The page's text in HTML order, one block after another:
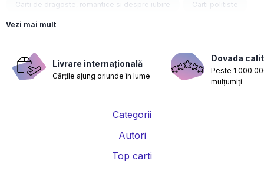
Carti de dragoste, romantice si despre iubire Carti politiste
Carti fantasy
Carti nutritie, sanatate si de slabit Carti diete
Carti despre sarcina si nastere Carti educatie financiara
Vezi mai mult
Livrare internațională
Cărțile ajung oriunde în lume
Dovada
Peste
mulțumiți
Categorii
Autori
Top carti